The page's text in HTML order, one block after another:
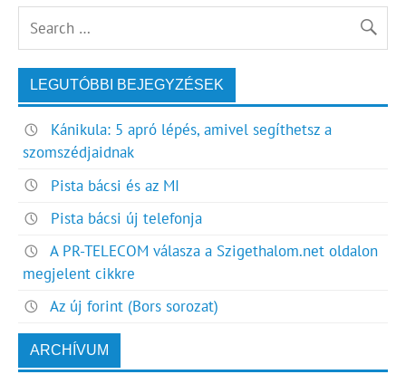
LEGUTÓBBI BEJEGYZÉSEK
Kánikula: 5 apró lépés, amivel segíthetsz a
szomszédjaidnak
Pista bácsi és az MI
Pista bácsi új telefonja
A PR-TELECOM válasza a Szigethalom.net oldalon
megjelent cikkre
Az új forint (Bors sorozat)
ARCHÍVUM